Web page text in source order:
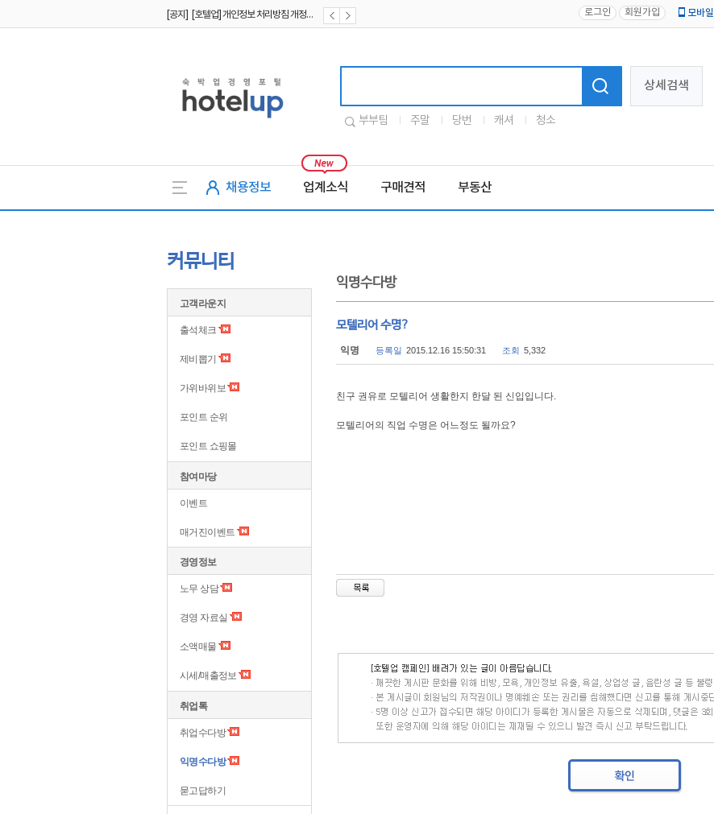
[공지] [호텔업] 개인정보 처리방침 개정본1 (19.09.02)
로그인 회원가입 모바일
상세검색
부부팀 주말 당번 캐셔 청소
채용정보 업계소식 구매견적 부동산
커뮤니티
고객라운지
출석체크
제비뽑기
가위바위보
포인트 순위
포인트 쇼핑몰
참여마당
이벤트
매거진이벤트
경영정보
노무 상담
경영 자료실
소액매물
시세/매출정보
취업톡
취업수다방
익명수다방
묻고답하기
익명수다방
모텔리어 수명?
익명 등록일 2015.12.16 15:50:31 조회 5,332
친구 권유로 모텔리어 생활한지 한달 된 신입입니다.
모텔리어의 직업 수명은 어느정도 될까요?